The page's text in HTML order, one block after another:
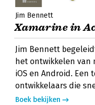
Jim Bennett
Xamarine in
Jim Bennett
het ontwikkelen van
iOS en Android. Een
ontwikkelaars die
Boek bekijken